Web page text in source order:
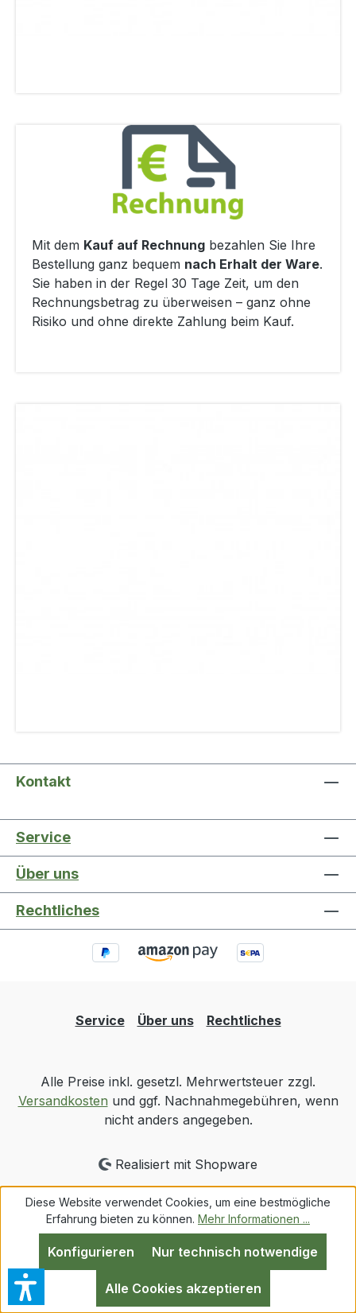
Mit dem Kauf auf Rechnung bezahlen Sie Ihre
Bestellung ganz bequem nach Erhalt der Ware.
Sie haben in der Regel 30 Tage Zeit, um den
Rechnungsbetrag zu überweisen – ganz ohne
Risiko und ohne direkte Zahlung beim Kauf.
Kontakt
Service
Über uns
Rechtliches
Service Über uns Rechtliches
Alle Preise inkl. gesetzl. Mehrwertsteuer zzgl.
Versandkosten und ggf. Nachnahmegebühren, wenn
nicht anders angegeben.
Realisiert mit Shopware
Diese Website verwendet Cookies, um eine bestmögliche
Erfahrung bieten zu können. Mehr Informationen ...
Nur technisch notwendige
Konfigurieren
Alle Cookies akzeptieren